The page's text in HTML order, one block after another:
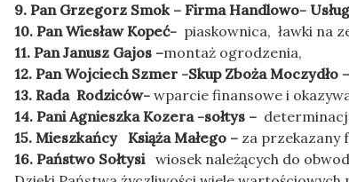
9. Pan Grzegorz Smok – Firma Handlowo-
10. Pan Wiesław Kopeć- piaskownica, ławki na
11. Pan Janusz Gajos –montaż ogrodzenia,
12. Pan Wojciech Szmer -Skup Zboża Moczydło –
13. Rada Rodziców- wparcie finansowe i
14. Pani Agnieszka Kozera -sołtys –
15. Mieszkańcy Książa Małego – za przekazany
16. Państwo Sołtysi wiosek należących do